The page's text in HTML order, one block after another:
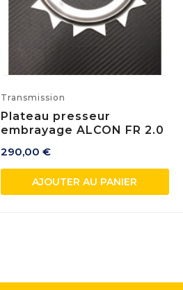
Transmission
Plateau presseur
embrayage ALCON FR 2.0
290,00 €
AJOUTER AU PANIER